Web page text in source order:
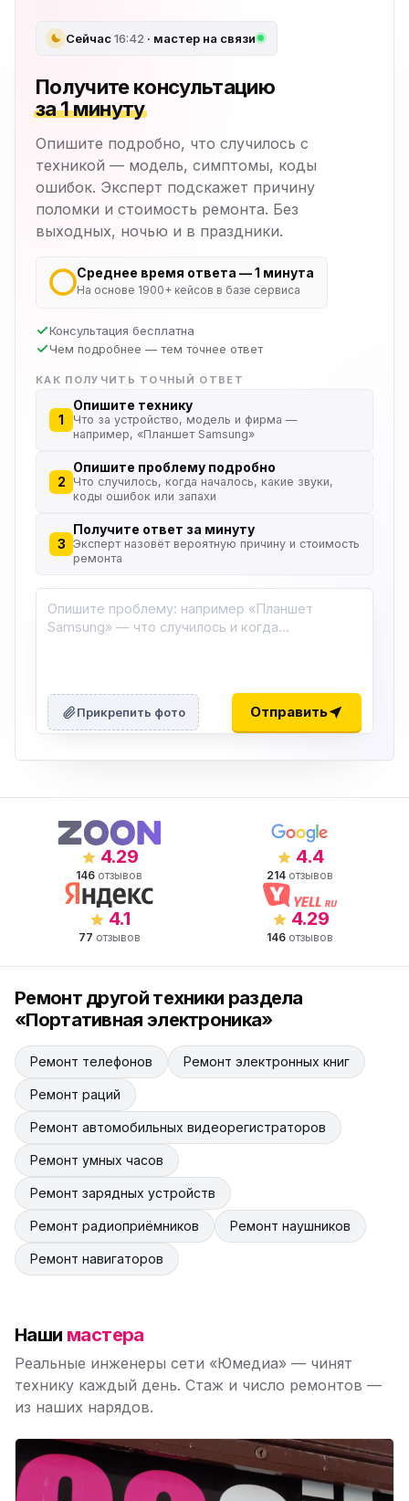
Сейчас16:42 · мастер на связи
Получите консультацию
за 1 минуту
Опишите подробно, что случилось с
техникой — модель, симптомы, коды
ошибок. Эксперт подскажет причину
поломки и стоимость ремонта. Без
выходных, ночью и в праздники.
Среднее время ответа — 1 минута
На основе 1900+ кейсов в базе сервиса
Консультация бесплатна
Чем подробнее — тем точнее ответ
КАК ПОЛУЧИТЬ ТОЧНЫЙ ОТВЕТ
1
Опишите технику
Что за устройство, модель и фирма —
например, «Планшет Samsung»
2
Опишите проблему подробно
Что случилось, когда началось, какие звуки,
коды ошибок или запахи
3
Получите ответ за минуту
Эксперт назовёт вероятную причину и стоимость
ремонта
Прикрепить фото Отправить
4.29
146 отзывов
4.4
214 отзывов
4.1
77 отзывов
4.29
146 отзывов
Ремонт другой техники раздела
«Портативная электроника»
Ремонт телефонов Ремонт электронных книг
Ремонт раций
Ремонт автомобильных видеорегистраторов
Ремонт умных часов
Ремонт зарядных устройств
Ремонт радиоприёмников Ремонт наушников
Ремонт навигаторов
Наши мастера
Реальные инженеры сети «Юмедиа» — чинят
технику каждый день. Стаж и число ремонтов —
из наших нарядов.